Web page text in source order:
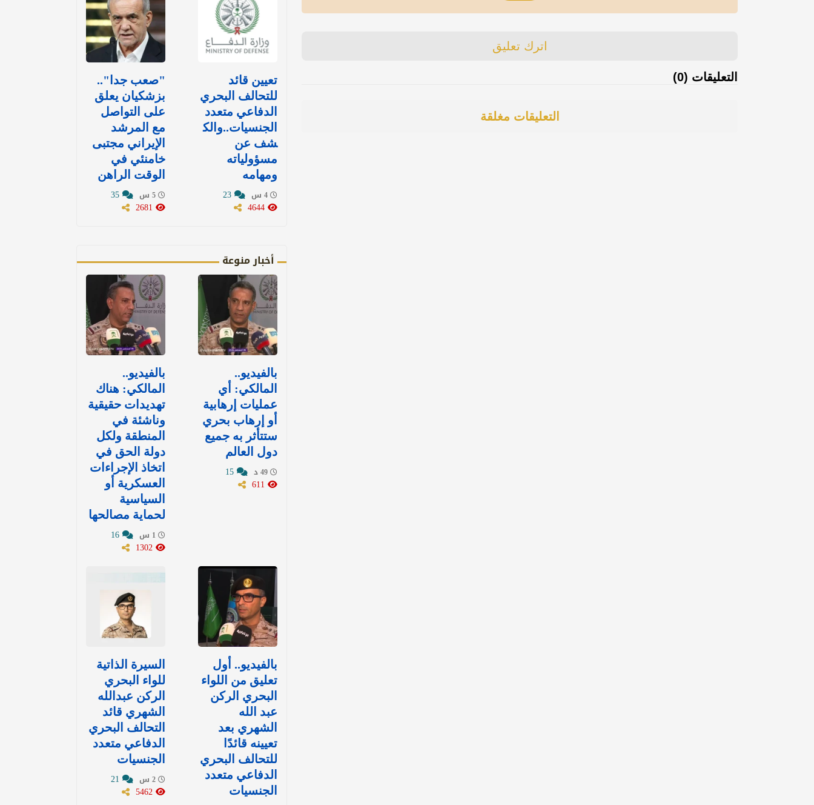
اترك تعليق
التعليقات (0)
التعليقات مغلقة
تعيين قائد
للتحالف البحري
الدفاعي متعدد
الجنسيات..والك
شف عن
مسؤولياته
ومهامه
"صعب جدا"..
بزشكيان يعلق
على التواصل
مع المرشد
الإيراني مجتبى
خامنئي في
الوقت الراهن
أخبار منوعة
بالفيديو..
المالكي: أي
عمليات إرهابية
أو إرهاب بحري
ستتأثر به جميع
دول العالم
بالفيديو..
المالكي: هناك
تهديدات حقيقية
وناشئة في
المنطقة ولكل
دولة الحق في
اتخاذ الإجراءات
العسكرية أو
السياسية
لحماية مصالحها
بالفيديو.. أول
تعليق من اللواء
البحري الركن
عبد الله
الشهري بعد
تعيينه قائدًا
للتحالف البحري
الدفاعي متعدد
الجنسيات
السيرة الذاتية
للواء البحري
الركن عبدالله
الشهري قائد
التحالف البحري
الدفاعي متعدد
الجنسيات